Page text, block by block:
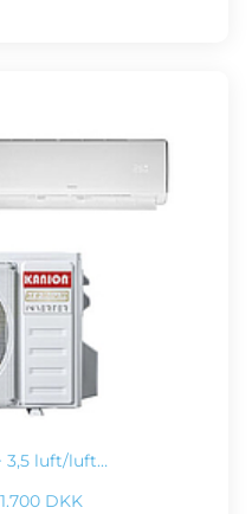
3,5 luft/luft…
1.700 DKK